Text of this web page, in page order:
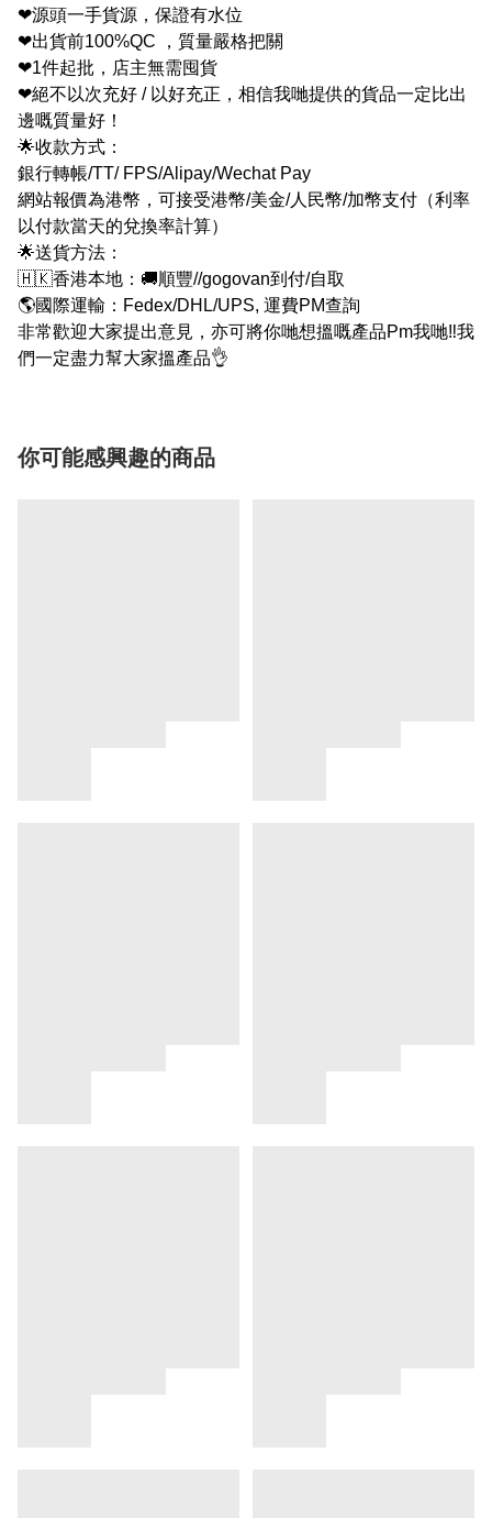
❤源頭一手貨源，保證有水位
❤出貨前100%QC ，質量嚴格把關
❤1件起批，店主無需囤貨
❤絕不以次充好 / 以好充正，相信我哋提供的貨品一定比出
邊嘅質量好！
🌟收款方式：
銀行轉帳/TT/ FPS/Alipay/Wechat Pay
網站報價為港幣，可接受港幣/美金/人民幣/加幣支付（利率
以付款當天的兌換率計算）
🌟送貨方法：
🇭🇰香港本地：🚚順豐//gogovan到付/自取
🌎國際運輸：Fedex/DHL/UPS, 運費PM查詢
非常歡迎大家提出意見，亦可將你哋想搵嘅產品Pm我哋‼我
們一定盡力幫大家搵產品👌
你可能感興趣的商品